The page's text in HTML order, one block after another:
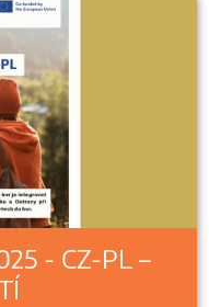
- CZ-PL –